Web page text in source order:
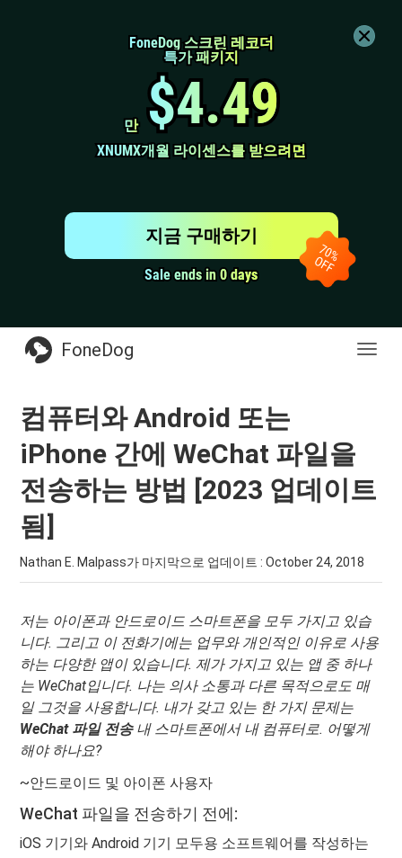
FoneDog 스크린 레코더
FoneDog 스크린 레코더
특가 패키지
특가 패키지
만
만 $4.49
$4.49
XNUMX개월 라이센스를 받으려면
XNUMX개월 라이센스를 받으려면
Sale ends in 0 days
Sale ends in 0 days
지금 구매하기
전
FoneDog
컴퓨터와 Android 또는
iPhone 간에 WeChat 파일을
전송하는 방법 [2023 업데이트
됨]
Nathan E. Malpass가 마지막으로 업데이트 :October 24, 2018
저는 아이폰과 안드로이드 스마트폰을 모두 가지고 있습
니다. 그리고 이 전화기에는 업무와 개인적인 이유로 사용
하는 다양한 앱이 있습니다. 제가 가지고 있는 앱 중 하나
는 WeChat입니다. 나는 의사 소통과 다른 목적으로도 매
일 그것을 사용합니다. 내가 갖고 있는 한 가지 문제는
WeChat 파일 전송내 스마트폰에서 내 컴퓨터로. 어떻게
해야 하나요?
~안드로이드 및 아이폰 사용자
WeChat 파일을 전송하기 전에:
iOS 기기와 Android 기기 모두용 소프트웨어를 작성하는